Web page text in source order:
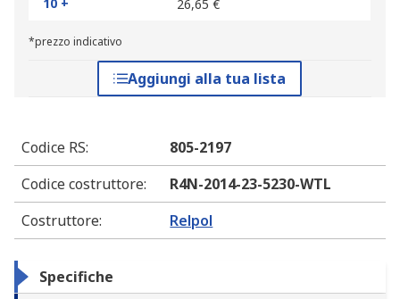
10 +
26,65 €
*prezzo indicativo
Aggiungi alla tua lista
Codice RS:
805-2197
Codice costruttore:
R4N-2014-23-5230-WTL
Costruttore: Relpol
Specifiche